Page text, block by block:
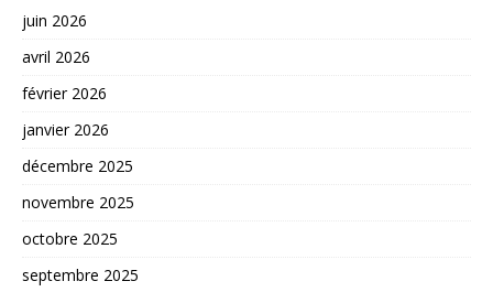
juin 2026
avril 2026
février 2026
janvier 2026
décembre 2025
novembre 2025
octobre 2025
septembre 2025